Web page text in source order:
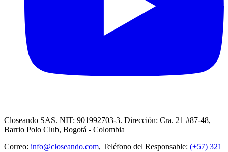
Closeando SAS. NIT: 901992703-3. Dirección: Cra. 21 #87-48,
Barrio Polo Club, Bogotá - Colombia
Correo: info@closeando.com, Teléfono del Responsable: (+57) 321